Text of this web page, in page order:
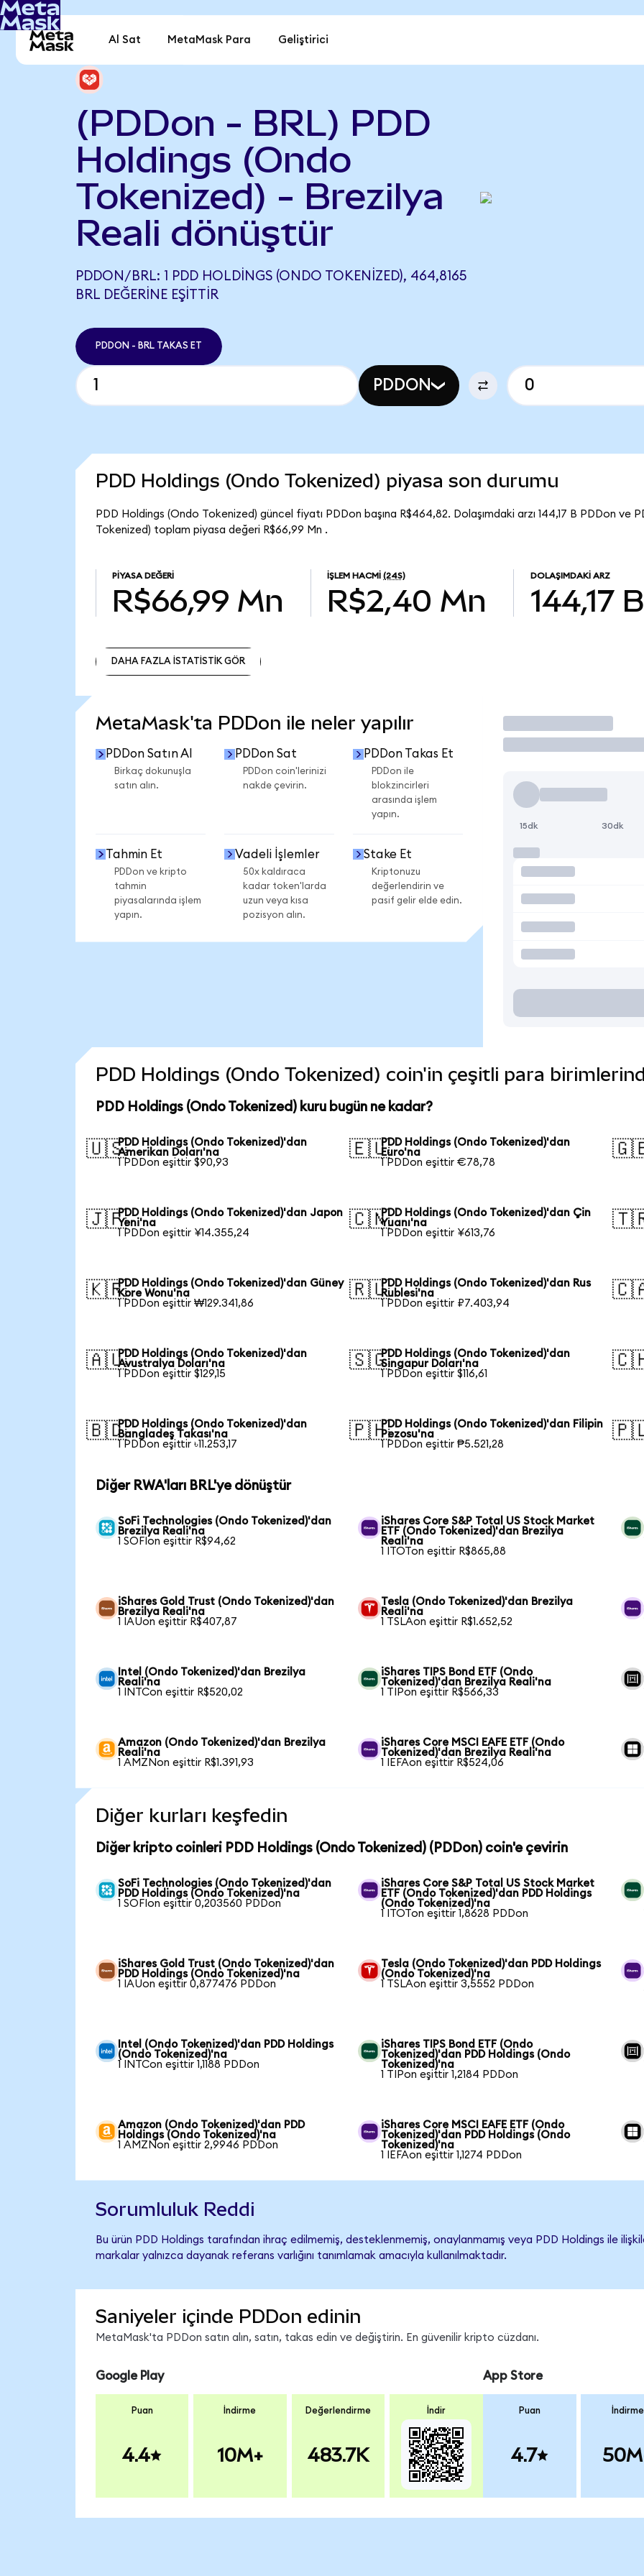
Al Sat MetaMask Para Geliştirici
(PDDon - BRL) PDD
Holdings (Ondo
Tokenized) - Brezilya
Reali dönüştür
PDDON/BRL: 1 PDD HOLDINGS (ONDO TOKENIZED), 464,8165
BRL DEĞERINE EŞITTIR
PDDON - BRL TAKAS ET
PDDON
PDD Holdings (Ondo Tokenized) piyasa son durumu
PDD Holdings (Ondo Tokenized) güncel fiyatı PDDon başına R$464,82. Dolaşımdaki arzı 144,17 B PDDon ve
Tokenized) toplam piyasa değeri R$66,99 Mn .
PIYASA DEĞERI
R$66,99 Mn
İŞLEM HACMI (24S)
R$2,40 Mn
DOLAŞIMDAKI ARZ
144,17 B
DAHA FAZLA İSTATİSTİK GÖR
MetaMask'ta PDDon ile neler yapılır
PDDon Satın Al
Birkaç dokunuşla
satın alın.
PDDon Sat
PDDon coin'lerinizi
nakde çevirin.
PDDon Takas Et
PDDon ile
blokzincirleri
arasında işlem
yapın.
Tahmin Et
PDDon ve kripto
tahmin
piyasalarında işlem
yapın.
Vadeli İşlemler
50x kaldıraca
kadar token'larda
uzun veya kısa
pozisyon alın.
Stake Et
Kriptonuzu
değerlendirin ve
pasif gelir elde edin.
İşlem Yap
15dk 30dk
PDD Holdings (Ondo Tokenized) coin'in çeşitli para
PDD Holdings (Ondo Tokenized) kuru bugün ne kadar?
🇺🇸PDD Holdings (Ondo Tokenized)'dan
Amerikan Doları'na
1 PDDon eşittir $90,93
🇪🇺PDD Holdings (Ondo Tokenized)'dan
Euro'na
1 PDDon eşittir €78,78
🇯🇵PDD Holdings (Ondo Tokenized)'dan Japon
Yeni'na
1 PDDon eşittir ¥14.355,24
🇨🇳PDD Holdings (Ondo Tokenized)'dan Çin
Yuanı'na
1 PDDon eşittir ¥613,76
🇰🇷PDD Holdings (Ondo Tokenized)'dan Güney
Kore Wonu'na
1 PDDon eşittir ₩129.341,86
🇷🇺PDD Holdings (Ondo Tokenized)'dan Rus
Rublesi'na
1 PDDon eşittir ₽7.403,94
🇦🇺PDD Holdings (Ondo Tokenized)'dan
Avustralya Doları'na
1 PDDon eşittir $129,15
🇸🇬PDD Holdings (Ondo Tokenized)'dan
Singapur Doları'na
1 PDDon eşittir $116,61
🇧🇩PDD Holdings (Ondo Tokenized)'dan
Bangladeş Takası'na
1 PDDon eşittir ৳11.253,17
🇵🇭PDD Holdings (Ondo Tokenized)'dan Filipin
Pezosu'na
1 PDDon eşittir ₱5.521,28
Diğer RWA'ları BRL'ye dönüştür
SoFi Technologies (Ondo Tokenized)'dan
Brezilya Reali'na
1 SOFIon eşittir R$94,62
iShares Core S&P Total US Stock Market
ETF (Ondo Tokenized)'dan Brezilya
Reali'na
1 ITOTon eşittir R$865,88
iShares Gold Trust (Ondo Tokenized)'dan
Brezilya Reali'na
1 IAUon eşittir R$407,87
Tesla (Ondo Tokenized)'dan Brezilya
Reali'na
1 TSLAon eşittir R$1.652,52
Intel (Ondo Tokenized)'dan Brezilya
Reali'na
1 INTCon eşittir R$520,02
iShares TIPS Bond ETF (Ondo
Tokenized)'dan Brezilya Reali'na
1 TIPon eşittir R$566,33
Amazon (Ondo Tokenized)'dan Brezilya
Reali'na
1 AMZNon eşittir R$1.391,93
iShares Core MSCI EAFE ETF (Ondo
Tokenized)'dan Brezilya Reali'na
1 IEFAon eşittir R$524,06
Diğer kurları keşfedin
Diğer kripto coinleri PDD Holdings (Ondo Tokenized) (PDDon) coin'e çevirin
SoFi Technologies (Ondo Tokenized)'dan
PDD Holdings (Ondo Tokenized)'na
1 SOFIon eşittir 0,203560 PDDon
iShares Core S&P Total US Stock Market
ETF (Ondo Tokenized)'dan PDD Holdings
(Ondo Tokenized)'na
1 ITOTon eşittir 1,8628 PDDon
iShares Gold Trust (Ondo Tokenized)'dan
PDD Holdings (Ondo Tokenized)'na
1 IAUon eşittir 0,877476 PDDon
Tesla (Ondo Tokenized)'dan PDD Holdings
(Ondo Tokenized)'na
1 TSLAon eşittir 3,5552 PDDon
Intel (Ondo Tokenized)'dan PDD Holdings
(Ondo Tokenized)'na
1 INTCon eşittir 1,1188 PDDon
iShares TIPS Bond ETF (Ondo
Tokenized)'dan PDD Holdings (Ondo
Tokenized)'na
1 TIPon eşittir 1,2184 PDDon
Amazon (Ondo Tokenized)'dan PDD
Holdings (Ondo Tokenized)'na
1 AMZNon eşittir 2,9946 PDDon
iShares Core MSCI EAFE ETF (Ondo
Tokenized)'dan PDD Holdings (Ondo
Tokenized)'na
1 IEFAon eşittir 1,1274 PDDon
Sorumluluk Reddi
Bu ürün PDD Holdings tarafından ihraç edilmemiş, desteklenmemiş, onaylanmamış veya PDD Holdings ile
markalar yalnızca dayanak referans varlığını tanımlamak amacıyla kullanılmaktadır.
Saniyeler içinde PDDon edinin
MetaMask'ta PDDon satın alın, satın, takas edin ve değiştirin. En güvenilir kripto cüzdanı.
Google Play
Puan
4.4
İndirme
10M+
Değerlendirme
483.7K
İndir
App Store
Puan
4.7
İndirme